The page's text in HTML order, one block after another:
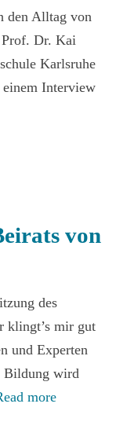
den Alltag von
Prof. Dr. Kai
Karlsruhe
Interview
von
des
klingt’s mir gut
und Experten
Bildung wird
more